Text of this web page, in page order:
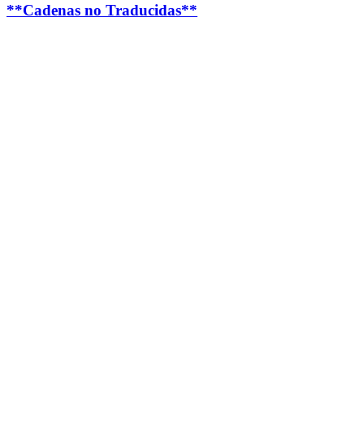
**Cadenas no Traducidas**